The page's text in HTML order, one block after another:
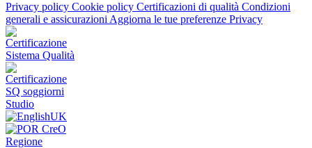
Privacy policy Cookie policy Certificazioni di qualità Condizioni
generali e assicurazioni Aggiorna le tue preferenze Privacy